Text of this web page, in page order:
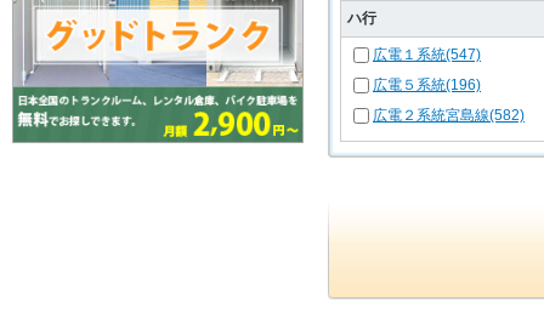
ハ行
広電１系統(547)
広電５系統(196)
広電２系統宮島線(582)